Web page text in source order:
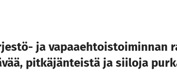
ja vapaaehtoistoiminnan
pitkäjänteistä ja siiloja